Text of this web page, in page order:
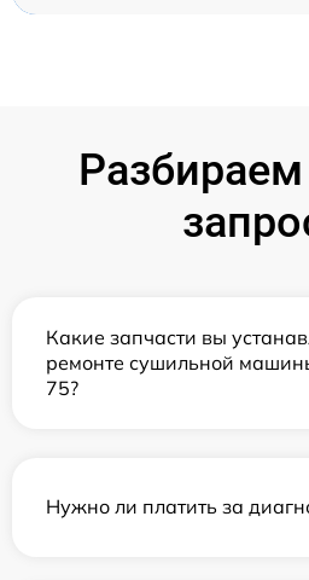
Какие запчасти вы
ремонте сушильной
75?
Нужно ли платить за